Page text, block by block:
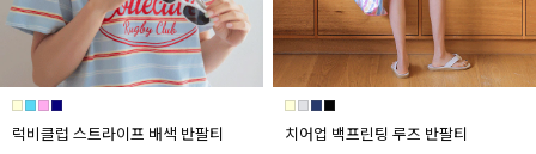
럭비클럽 스트라이프 배색 반팔티 치어업 백프린팅 루즈 반팔티